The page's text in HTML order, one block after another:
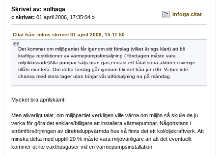
Skrivet av: solhaga
« skrivet: 01 april 2006, 17:35:04 » Infoga citat
Citat från: tolins skrivet 01 april 2006, 15:11:50
Det kommer om miljöpartiet får igenom sitt förslag (vilket är sgs klart) att bli
kraftiga restriktioner av värmepumpsförsäljning ( företagen måste vara
miljöklassade)Alla pumpar säljs utan gas,endast ett fåtal stora aktörer i sverige
tillåts montera. Om detta förslag går igenom blir det från juni-06. Vi törs inte
chansa med stora lager utan börjar vår utförsäljning nu på måndag
Mycket bra aprilskämt!
Men allvarligt talat, om miljöpartiet verkligen ville värna om miljön så skulle de ju
verka för göra det enklare/billigare att installera värmepumpar. Någonstans i
strömförsörjningen av direkteluppvärmda hus så finns det ett kol/oljekraftverk. Att
minska detta med upptill 20 % måste vara miljövänligare än att det eventuellt
kommer ut lite växthusgaser vid en värmepumpsinstallation.